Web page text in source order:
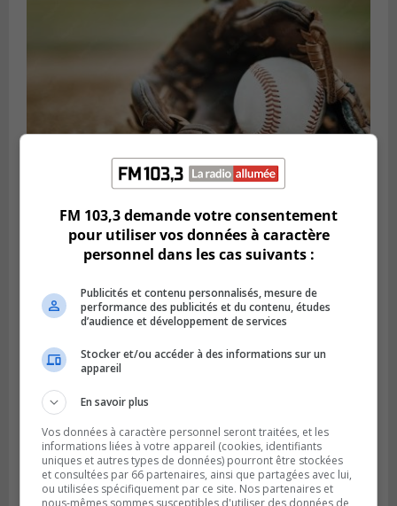
LONGUEUIL
Publié le 5 août 2026 à 08h38
Les Ducs s’inclinent 4‑3 face à ABC 16U
dans un match serré à Longueuil
Publié le 4 août 2026 à 07h27
FM 103,3 demande votre consentement
pour utiliser vos données à caractère
personnel dans les cas suivants :
Publicités et contenu personnalisés, mesure de
performance des publicités et du contenu, études
d’audience et développement de services
Stocker et/ou accéder à des informations sur un
appareil
En savoir plus
Vos données à caractère personnel seront traitées, et les
informations liées à votre appareil (cookies, identifiants
uniques et autres types de données) pourront être stockées
et consultées par 66 partenaires, ainsi que partagées avec lui,
ou utilisées spécifiquement par ce site. Nos partenaires et
nous-mêmes sommes susceptibles d'utiliser des données de